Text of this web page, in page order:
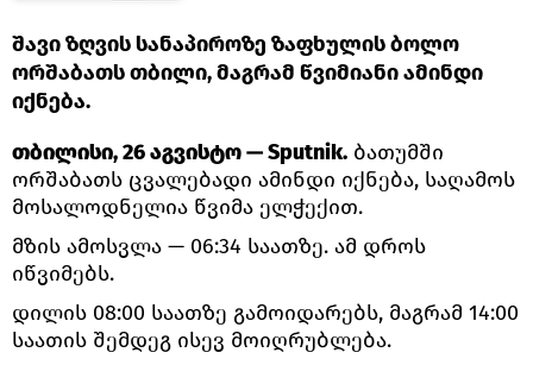
შავი ზღვის სანაპიროზე ზაფხულის ბოლო
ორშაბათს თბილი, მაგრამ წვიმიანი ამინდი
იქნება.
თბილისი, 26 აგვისტო — Sputnik. ბათუმში
ორშაბათს ცვალებადი ამინდი იქნება, საღამოს
მოსალოდნელია წვიმა ელჭექით.
მზის ამოსვლა — 06:34 საათზე. ამ დროს
იწვიმებს.
დილის 08:00 საათზე გამოიდარებს, მაგრამ 14:00
საათის შემდეგ ისევ მოიღრუბლება.